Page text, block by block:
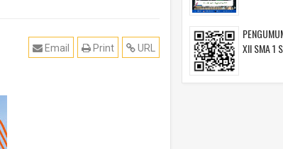
URL
Print
Email
XII SMA 1